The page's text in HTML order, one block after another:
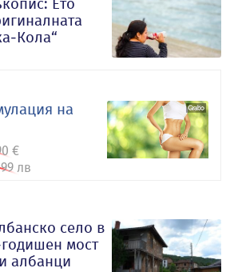
Ето
Кола“
на
€
лв
село в
мост
албанци